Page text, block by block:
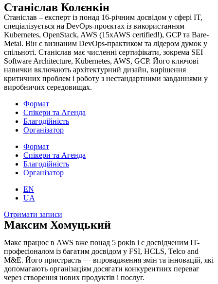
Станіслав Колєнкін
Станіслав – експерт із понад 16-річним досвідом у сфері IT,
спеціалізується на DevOps-проєктах із використанням
Kubernetes, OpenStack, AWS (15xAWS certified!), GCP та Bare-
Metal. Він є визнаним DevOps-практиком та лідером думок у
спільноті. Станіслав має численні сертифікати, зокрема SEI
Software Architecture, Kubernetes, AWS, GCP. Його ключові
навички включають архітектурний дизайн, вирішення
критичних проблем і роботу з нестандартними завданнями у
виробничих середовищах.
Формат
Спікери та Агенда
Благодійність
Організатор
Формат
Спікери та Агенда
Благодійність
Організатор
EN
UA
Отримати записи
Максим Хомуцький
Макс працює в AWS вже понад 5 років і є досвідченим IT-
професіоналом із багатим досвідом у FSI, HCLS, Telco and
M&E. Його пристрасть — впровадження змін та інновацій, які
допомагають організаціям досягати конкурентних переваг
через створення нових продуктів і послуг.